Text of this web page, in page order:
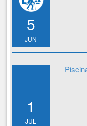
5
JUN
1
JUL